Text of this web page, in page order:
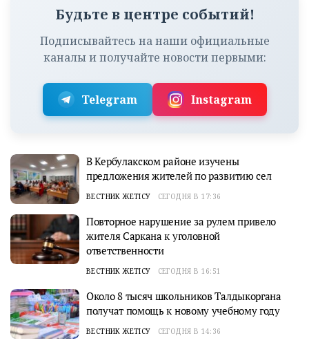
Будьте в центре событий!
Подписывайтесь на наши официальные
каналы и получайте новости первыми:
Telegram Instagram
В Кербулакском районе изучены
предложения жителей по развитию сел
ВЕСТНИК ЖЕТІСУ СЕГОДНЯ В 17:36
Повторное нарушение за рулем привело
жителя Саркана к уголовной
ответственности
ВЕСТНИК ЖЕТІСУ СЕГОДНЯ В 16:51
Около 8 тысяч школьников Талдыкоргана
получат помощь к новому учебному году
ВЕСТНИК ЖЕТІСУ СЕГОДНЯ В 14:36